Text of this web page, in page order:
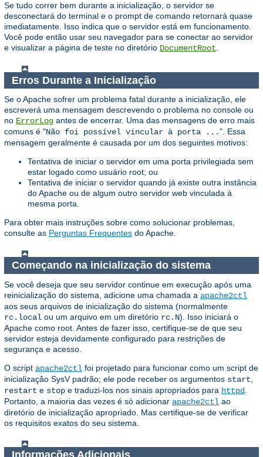
Se tudo correr bem durante a inicialização, o servidor se
desconectará do terminal e o prompt de comando retornará quase
imediatamente. Isso indica que o servidor está em funcionamento.
Você pode então usar seu navegador para se conectar ao servidor
e visualizar a página de teste no diretório DocumentRoot
Erros Durante a Inicialização
Se o Apache sofrer um problema fatal durante a inicialização, ele
escreverá uma mensagem descrevendo o problema no console ou
no ErrorLog antes de encerrar. Uma das mensagens de erro mais
comuns é "Não foi possível vincular à porta ...". Essa
mensagem geralmente é causada por um dos seguintes motivos:
Tentativa de iniciar o servidor em uma porta privilegiada sem
estar logado como usuário root; ou
Tentativa de iniciar o servidor quando já existe outra instância
do Apache ou de algum outro servidor web vinculada à
mesma porta.
Para obter mais instruções sobre como solucionar problemas,
consulte as Perguntas Frequentes do Apache.
Começando na inicialização do sistema
Se você deseja que seu servidor continue em execução após uma
reinicialização do sistema, adicione uma chamada a apache2ctl
aos seus arquivos de inicialização do sistema (normalmente
rc.local ou um arquivo em um diretório rc.N). Isso iniciará o
Apache como root. Antes de fazer isso, certifique-se de que seu
servidor esteja devidamente configurado para restrições de
segurança e acesso.
O script apache2ctl foi projetado para funcionar como um script de
inicialização SysV padrão; ele pode receber os argumentos start
restart e stop e traduzi-los nos sinais apropriados para httpd
Portanto, a maioria das vezes é só adicionar apache2ctl ao
diretório de inicialização apropriado. Mas certifique-se de verificar
os requisitos exatos do seu sistema.